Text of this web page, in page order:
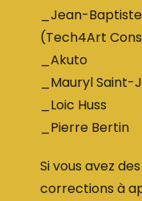
_Jean-
(Tech4Art
_Akuto
_Mauryl Saint-
_Loic Huss
_Pierre Bertin
Si vous avez
corrections à